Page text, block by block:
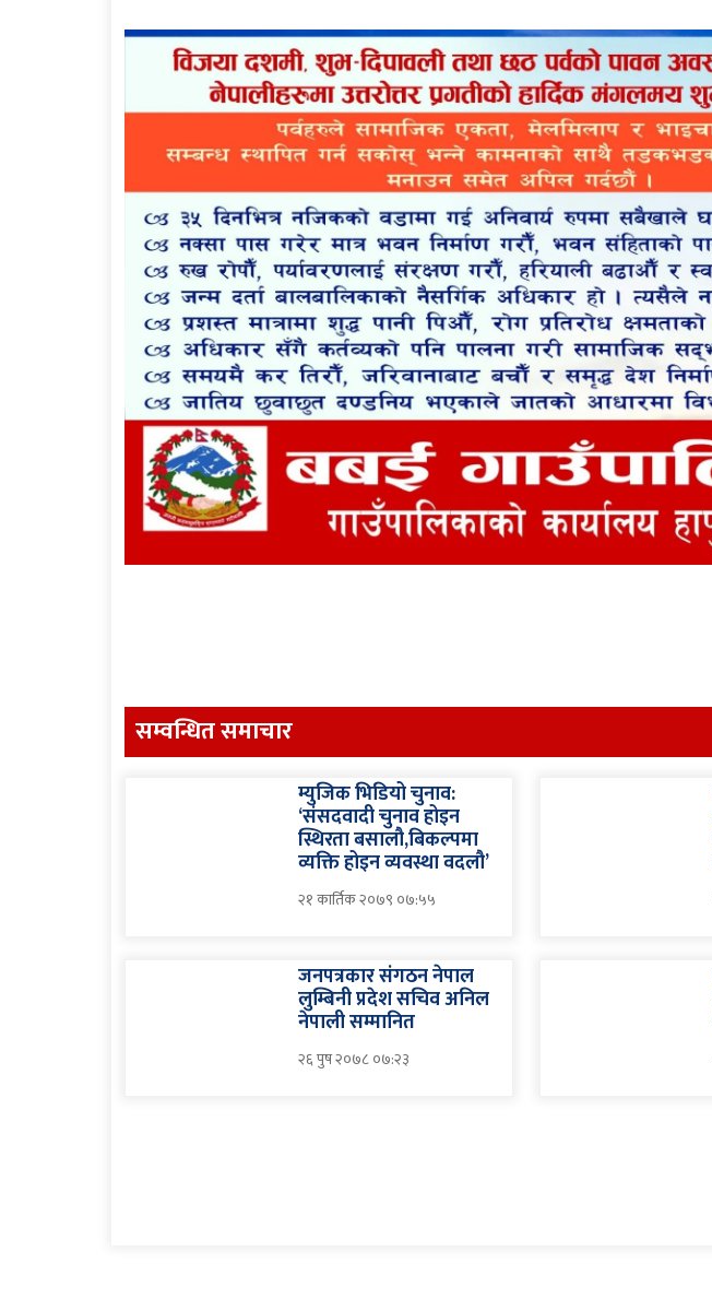
सम्वन्धित समाचार
म्युजिक भिडियो चुनाव:
‘संसदवादी चुनाव होइन
स्थिरता बसालौ,बिकल्पमा
व्यक्ति होइन व्यवस्था वदलौ’
२१ कार्तिक २०७९ ०७:५५
जनपत्रकार संगठन नेपाल
लुम्बिनी प्रदेश सचिव अनिल
नेपाली सम्मानित
२६ पुष २०७८ ०७:२३